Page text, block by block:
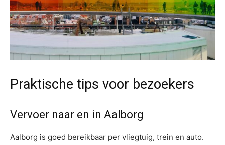
Praktische tips voor bezoekers
Vervoer naar en in Aalborg
Aalborg is goed bereikbaar per vliegtuig, trein en auto.